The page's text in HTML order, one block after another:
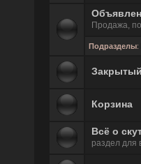
Продажа,
Подразделы:
Корзина
Всё о
раздел для